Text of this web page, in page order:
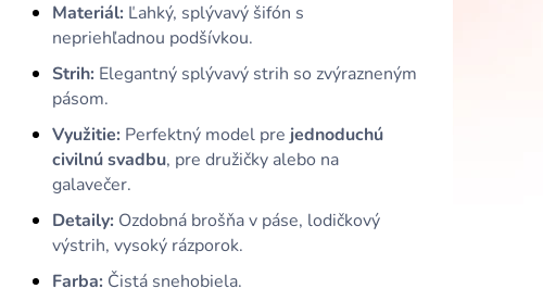
Materiál: Ľahký, splývavý šifón s
nepriehľadnou podšívkou.
Strih: Elegantný splývavý strih so zvýrazneným
pásom.
Využitie: Perfektný model pre jednoduchú
civilnú svadbu, pre družičky alebo na
galavečer.
Detaily: Ozdobná brošňa v páse, lodičkový
výstrih, vysoký rázporok.
Farba: Čistá snehobiela.